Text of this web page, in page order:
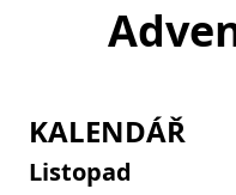
KALENDÁŘ
Listopad